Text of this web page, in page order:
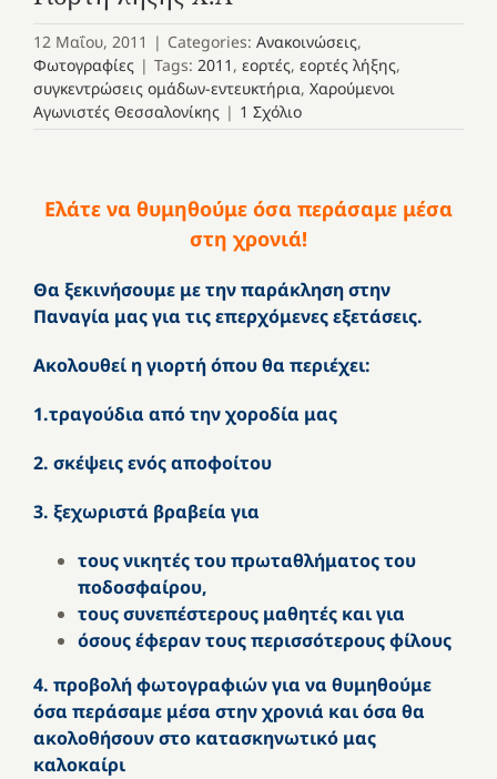
12 Μαΐου, 2011 | Categories: Ανακοινώσεις,
Φωτογραφίες | Tags: 2011 , εορτές, εορτές λήξης,
συγκεντρώσεις ομάδων-εντευκτήρια, Χαρούμενοι
Αγωνιστές Θεσσαλονίκης | 1 Σχόλιο
Ελάτε να θυμηθούμε όσα περάσαμε μέσα
στη χρονιά!
Θα ξεκινήσουμε με την παράκληση στην
Παναγία μας για τις επερχόμενες εξετάσεις.
Ακολουθεί η γιορτή όπου θα περιέχει:
1.τραγούδια από την χοροδία μας
2. σκέψεις ενός αποφοίτου
3. ξεχωριστά βραβεία για
τους νικητές του πρωταθλήματος του
ποδοσφαίρου,
τους συνεπέστερους μαθητές και για
όσους έφεραν τους περισσότερους φίλους
4. προβολή φωτογραφιών για να θυμηθούμε
όσα περάσαμε μέσα στην χρονιά και όσα θα
ακολοθήσουν στο κατασκηνωτικό μας
καλοκαίρι